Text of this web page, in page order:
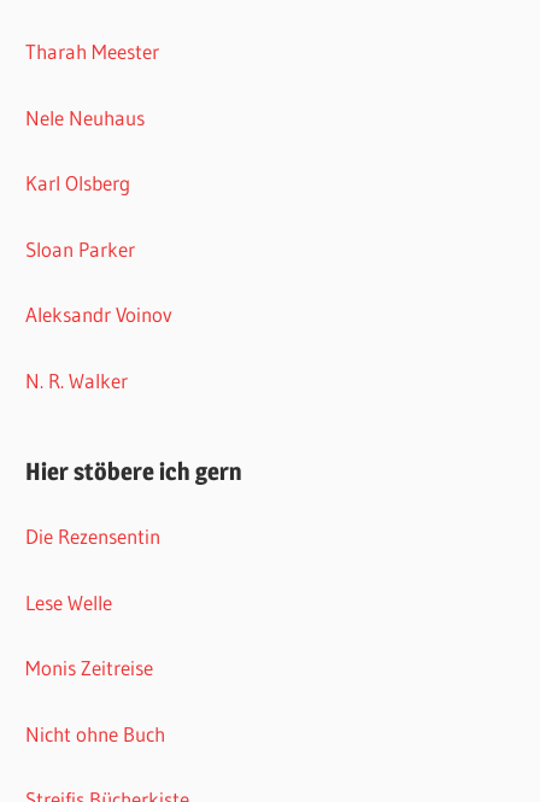
Tharah Meester
Nele Neuhaus
Karl Olsberg
Sloan Parker
Aleksandr Voinov
N. R. Walker
Hier stöbere ich gern
Die Rezensentin
Lese Welle
Monis Zeitreise
Nicht ohne Buch